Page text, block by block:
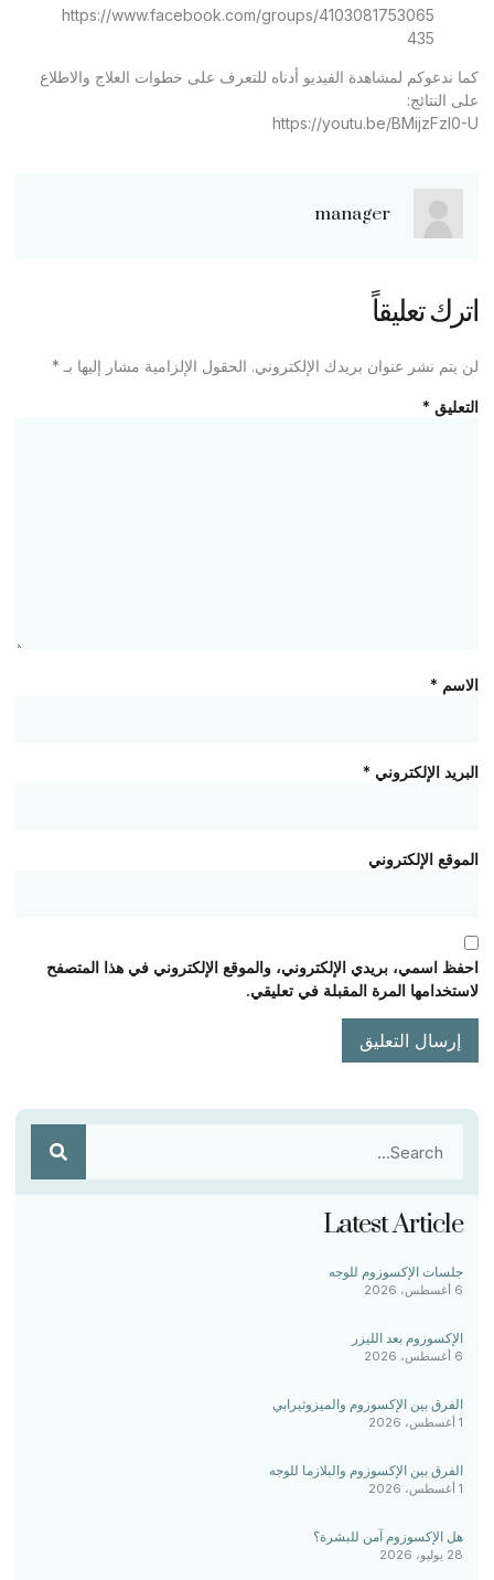
https://www.facebook.com/groups/4103081753065
435
كما ندعوكم لمشاهدة الفيديو أدناه للتعرف على خطوات العلاج والاطلاع
على النتائج:
https://youtu.be/BMijzFzl0-U
manager
اترك تعليقاً
لن يتم نشر عنوان بريدك الإلكتروني. الحقول الإلزامية مشار إليها بـ *
التعليق *
الاسم *
البريد الإلكتروني *
الموقع الإلكتروني
احفظ اسمي، بريدي الإلكتروني، والموقع الإلكتروني في هذا المتصفح
لاستخدامها المرة المقبلة في تعليقي.
Latest Article
جلسات الإكسوزوم للوجه
6 أغسطس، 2026
الإكسوزوم بعد الليزر
6 أغسطس، 2026
الفرق بين الإكسوزوم والميزوثيرابي
1 أغسطس، 2026
الفرق بين الإكسوزوم والبلازما للوجه
1 أغسطس، 2026
هل الإكسوزوم آمن للبشرة؟
28 يوليو، 2026